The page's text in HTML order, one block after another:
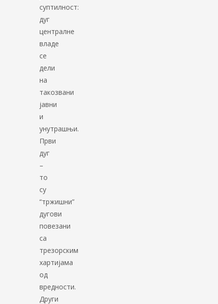
суптилност:
дуг
централне
владе
се
дели
на
такозвани
јавни
и
унутрашњи.
Први
дуг
–
то
су
“тржишни”
дугови
повезани
са
трезорским
хартијама
од
вредности.
Други